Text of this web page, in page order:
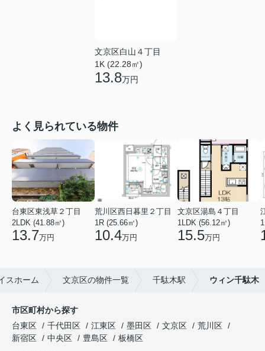
文京区白山４丁目
1K (22.28㎡)
13.8万円
よく見られている物件
台東区東浅草２丁目
2LDK (41.88㎡)
13.7万円
荒川区西日暮里２丁目
1R (25.66㎡)
10.4万円
文京区湯島４丁目
1LDK (56.12㎡)
15.5万円
スホーム 文京区の物件一覧 千駄木駅 ウィン千駄木
市区町村から探す
台東区
千代田区 江東区 墨田区 文京区
荒川区
新宿区
中央区 豊島区
板橋区